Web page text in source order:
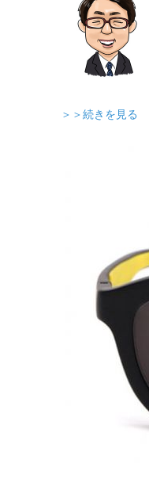
＞＞続きを見る